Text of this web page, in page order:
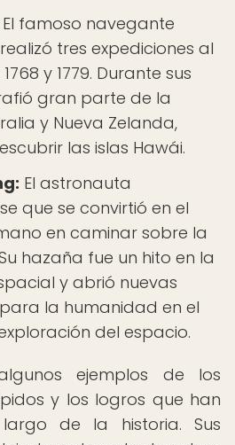
El famoso navegante
tres expediciones al
y 1779. Durante sus
gran parte de la
y Nueva Zelanda,
las islas Hawái.
El astronauta
que se convirtió en el
en caminar sobre la
hazaña fue un hito en la
y abrió nuevas
la humanidad en el
del espacio.
ejemplos de los
y los logros que han
de la historia. Sus